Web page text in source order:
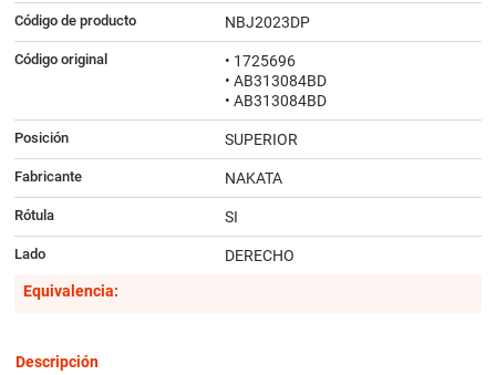
Código de producto NBJ2023DP
Código original
• 1725696
• AB313084BD
• AB313084BD
Posición SUPERIOR
Fabricante NAKATA
Rótula SI
Lado
DERECHO
Equivalencia:
Descripción